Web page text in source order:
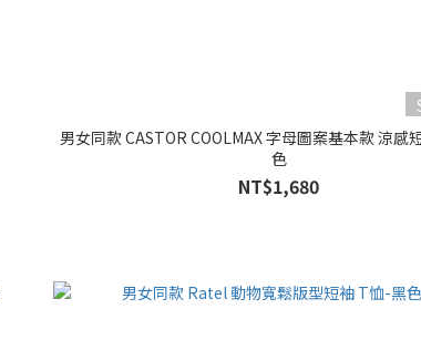
男女同款 CASTOR COOLMAX 字母圖案基本款 涼感
色
NT$1,680